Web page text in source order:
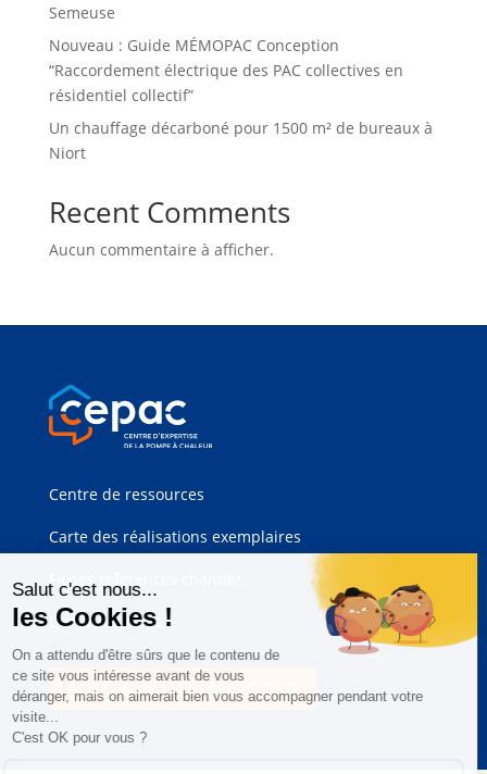
Semeuse
Nouveau : Guide MÉMOPAC Conception
“Raccordement électrique des PAC collectives en
résidentiel collectif”
Un chauffage décarboné pour 1500 m² de bureaux à
Niort
Recent Comments
Aucun commentaire à afficher.
Centre de ressources
Carte des réalisations exemplaires
Fiches références chantier
Contactez-nous
ACCÉDEZ AU SITE AFPAC.ORG